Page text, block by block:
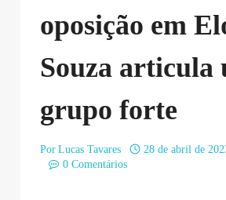
oposição em
Souza articula
grupo forte
Por Lucas Tavares
28 de abril de
0 Comentários